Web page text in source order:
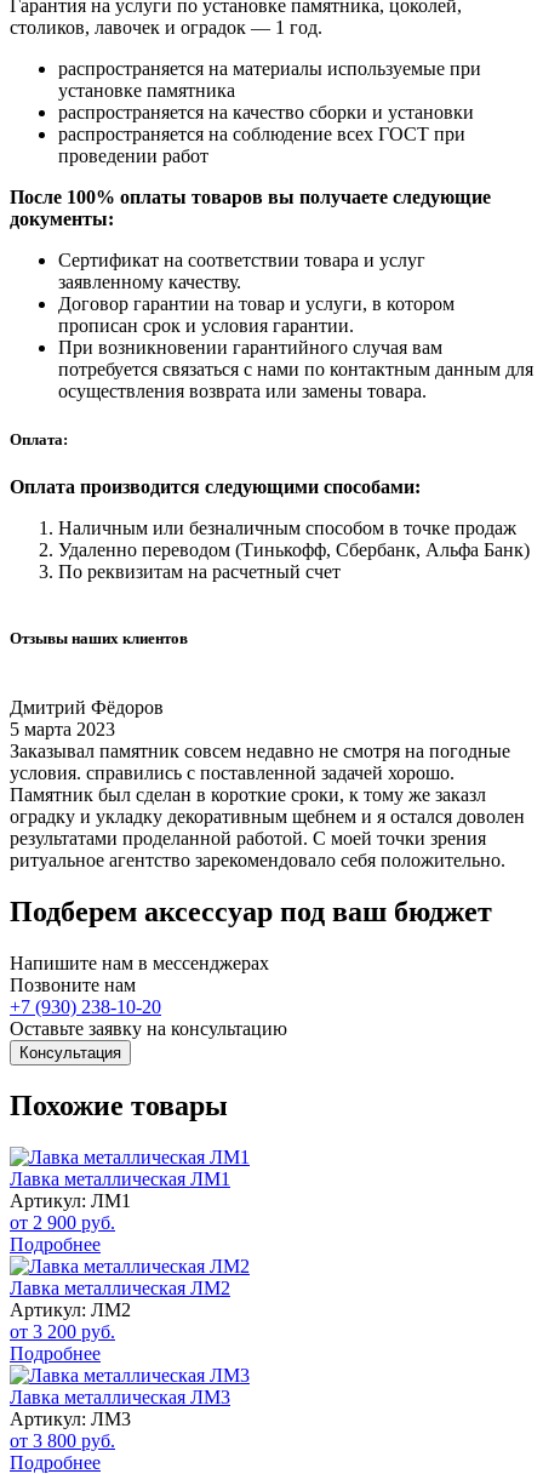
Гарантия на услуги по установке памятника, цоколей,
столиков, лавочек и оградок — 1 год.
распространяется на материалы используемые при
установке памятника
распространяется на качество сборки и установки
распространяется на соблюдение всех ГОСТ при
проведении работ
После 100% оплаты товаров вы получаете следующие
документы:
Сертификат на соответствии товара и услуг
заявленному качеству.
Договор гарантии на товар и услуги, в котором
прописан срок и условия гарантии.
При возникновении гарантийного случая вам
потребуется связаться с нами по контактным данным для
осуществления возврата или замены товара.
Оплата:
Оплата производится следующими способами:
Наличным или безналичным способом в точке продаж
Удаленно переводом (Тинькофф, Сбербанк, Альфа Банк)
По реквизитам на расчетный счет
Отзывы наших клиентов
Дмитрий Фёдоров
5 марта 2023
Заказывал памятник совсем недавно не смотря на погодные
условия. справились с поставленной задачей хорошо.
Памятник был сделан в короткие сроки, к тому же заказл
оградку и укладку декоративным щебнем и я остался доволен
результатами проделанной работой. С моей точки зрения
ритуальное агентство зарекомендовало себя положительно.
Подберем аксессуар под ваш бюджет
Напишите нам в мессенджерах
Позвоните нам
+7 (930) 238-10-20
Оставьте заявку на консультацию
Консультация
Похожие товары
Лавка металлическая ЛМ1
Артикул: ЛМ1
от 2 900 руб.
Подробнее
Лавка металлическая ЛМ2
Артикул: ЛМ2
от 3 200 руб.
Подробнее
Лавка металлическая ЛМ3
Артикул: ЛМ3
от 3 800 руб.
Подробнее